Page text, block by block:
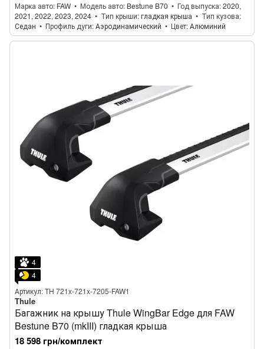
Марка авто FAW Модель авто Bestune B70 Год выпуска 2020,
2021, 2022, 2023, 2024
Тип крыши гладкая крыша
Тип кузова
Седан
Профиль дуги Аэродинамический Цвет Алюминий
4
4
Артикул: TH 721x-721x-7205-FAW1
Thule
Багажник на крышу Thule WingBar Edge для FAW
Bestune B70 (mkIII) гладкая крыша
18 598 грн/комплект